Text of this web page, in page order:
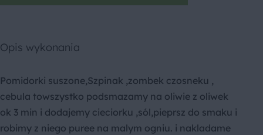
Opis wykonania
Pomidorki suszone,Szpinak ,zombek czosneku ,
cebula towszystko podsmazamy na oliwie z oliwek
ok 3 min i dodajemy cieciorku ,sól,pieprsz do smaku i
robimy z niego puree na malym ogniu. i nakladame